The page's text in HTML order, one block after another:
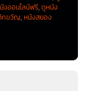
งออนไลน์ฟรี,ดูหนัง
กขวัญ, หนังสยอง